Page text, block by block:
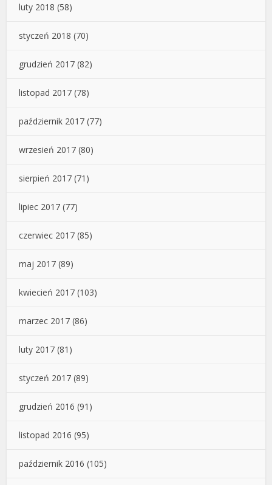
luty 2018 (58)
styczeń 2018 (70)
grudzień 2017 (82)
listopad 2017 (78)
październik 2017 (77)
wrzesień 2017 (80)
sierpień 2017 (71)
lipiec 2017 (77)
czerwiec 2017 (85)
maj 2017 (89)
kwiecień 2017 (103)
marzec 2017 (86)
luty 2017 (81)
styczeń 2017 (89)
grudzień 2016 (91)
listopad 2016 (95)
październik 2016 (105)